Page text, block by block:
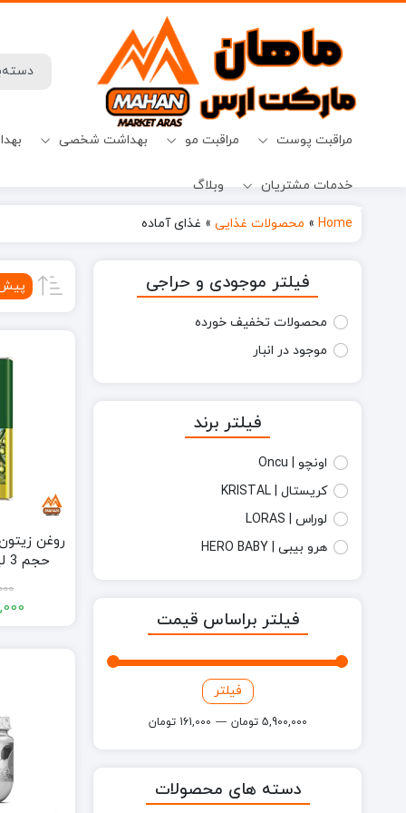
مراقبت پوست مراقبت مو بهداشت شخصی
خدمات مشتریان
وبلاگ
Home
» محصولات غذایی» غذای آماده
ML
فیلتر موجودی و حراجی
محصولات تخفیف خورده
موجود در انبار
فیلتر برند
اونچو | Oncu
کریستال | KRISTAL
لوراس | LORAS
هرو بیبی | HERO BABY
فیلتر براساس قیمت
فیلتر
161,000 تومان — 5,900,000 تومان
دسته های محصولات